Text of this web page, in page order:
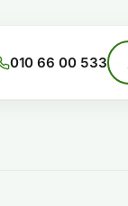
010 66 00 533